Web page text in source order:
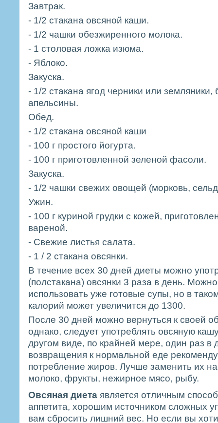
Завтрак.
- 1/2 стакана овсяной каши.
- 1/2 чашки обезжиренного молока.
- 1 столовая ложка изюма.
- Яблоко.
Закуска.
- 1/2 стакана ягод черники или земляники,
апельсины.
Обед.
- 1/2 стакана овсяной каши
- 100 г простого йогурта.
- 100 г приготовленной зеленой фасоли.
Закуска.
- 1/2 чашки свежих овощей (морковь,
Ужин.
- 100 г куриной грудки с кожей,
вареной.
- Свежие листья салата.
- 1 / 2 стакана овсянки.
В течение всех 30 дней диеты можно
(полстакана) овсянки 3 раза в день.
использовать уже готовые супы, но в
калорий может увеличится до 1300.
После 30 дней можно вернуться к своей
однако, следует употреблять овсяную
другом виде, по крайней мере, один раз в
возвращения к нормальной еде
потребление жиров. Лучше заменить их
молоко, фрукты, нежирное мясо, рыбу.
Овсяная диета является отличным
аппетита, хорошим источником сложных
вам сбросить лишний вес. Но если вы